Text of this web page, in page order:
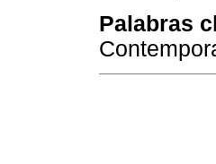
Palabras